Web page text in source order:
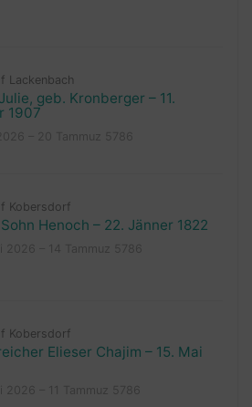
Lackenbach
geb. Kronberger – 11.
1907
Kobersdorf
Henoch – 22. Jänner 1822
Kobersdorf
Elieser Chajim – 15. Mai